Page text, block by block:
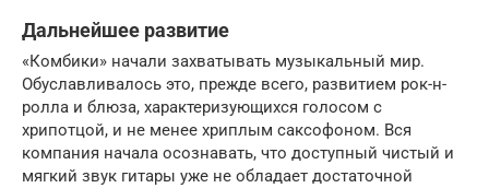
Дальнейшее развитие
«Комбики» начали захватывать музыкальный мир.
Обуславливалось это, прежде всего, развитием рок-н-
ролла и блюза, характеризующихся голосом с
хрипотцой, и не менее хриплым саксофоном. Вся
компания начала осознавать, что доступный чистый и
мягкий звук гитары уже не обладает достаточной